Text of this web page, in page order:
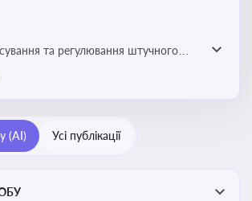
та регулювання штучного
сферах — від управління бізнесом
(AI) Усі публікації